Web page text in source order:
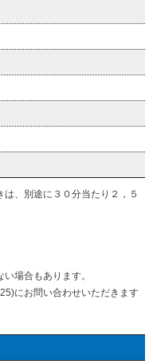
、別途に３０分当たり２，５
場合もあります。
にお問い合わせいただきます